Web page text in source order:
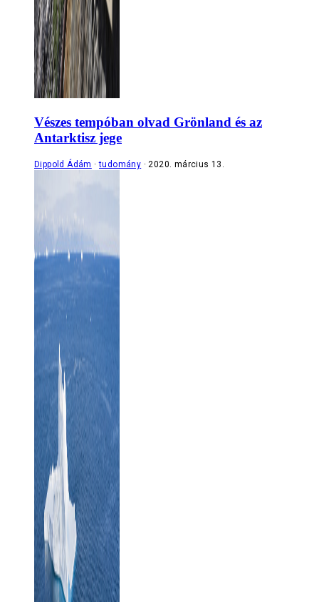
Vészes tempóban olvad Grönland és az
Antarktisz jege
Dippold Ádám tudomány 2020. március 13.